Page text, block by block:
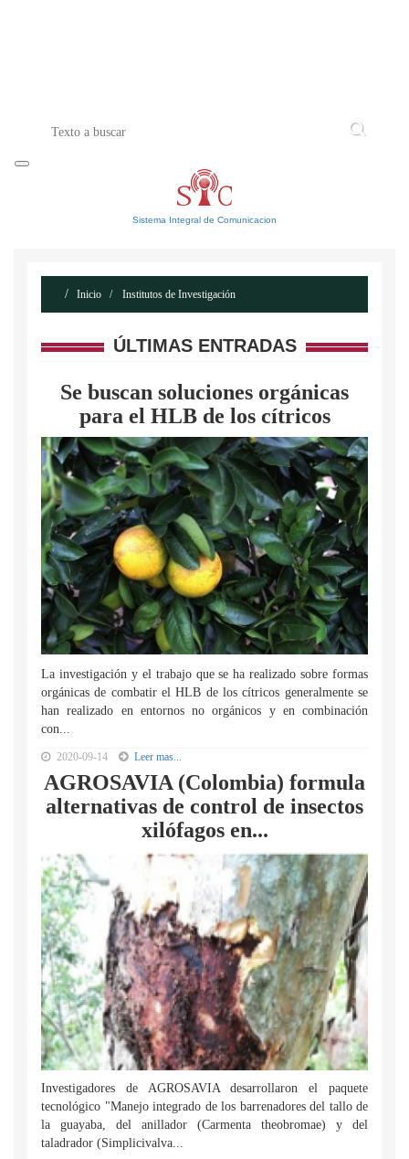
Sistema Integral de Comunicacion
Inicio Institutos de Investigación
ÚLTIMAS ENTRADAS
Se buscan soluciones orgánicas
para el HLB de los cítricos
La investigación y el trabajo que se ha realizado sobre formas
orgánicas de combatir el HLB de los cítricos generalmente se
han realizado en entornos no orgánicos y en combinación
con...
2020-09-14 Leer mas...
AGROSAVIA (Colombia) formula
alternativas de control de insectos
xilófagos en...
Investigadores de AGROSAVIA desarrollaron el paquete
tecnológico "Manejo integrado de los barrenadores del tallo de
la guayaba, del anillador (Carmenta theobromae) y del
taladrador (Simplicivalva...